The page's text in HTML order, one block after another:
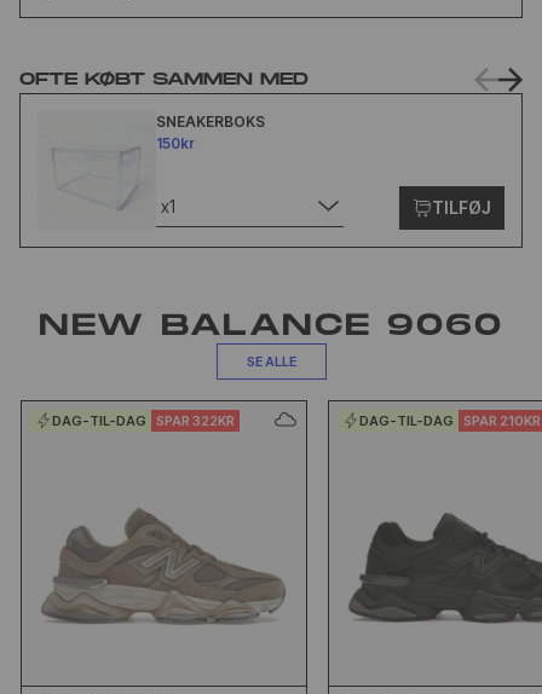
OFTE KØBT SAMMEN MED
SNEAKERBOKS
150kr
x1 TILFØJ
NEW BALANCE 9060
SE ALLE
DAG-TIL-DAG SPAR 322KR DAG-TIL-DAG SPAR 210KR